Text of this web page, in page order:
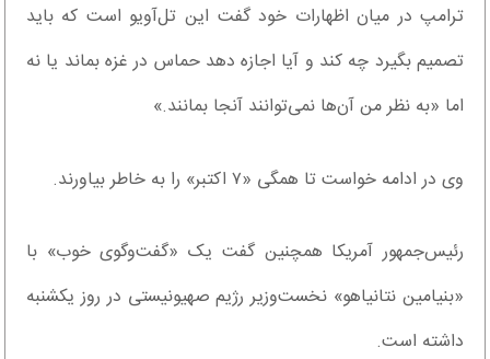
ترامپ در میان اظهارات خود گفت این تل‌آویو است که باید
تصمیم بگیرد چه کند و آیا اجازه دهد حماس در غزه بماند یا نه
اما «به نظر من آن‌ها نمی‌توانند آنجا بمانند.»
وی در ادامه خواست تا همگی «۷ اکتبر» را به خاطر بیاورند.
رئیس‌جمهور آمریکا همچنین گفت یک «گفت‌وگوی خوب» با
«بنیامین نتانیاهو» نخست‌وزیر رژیم صهیونیستی در روز یکشنبه
داشته است.